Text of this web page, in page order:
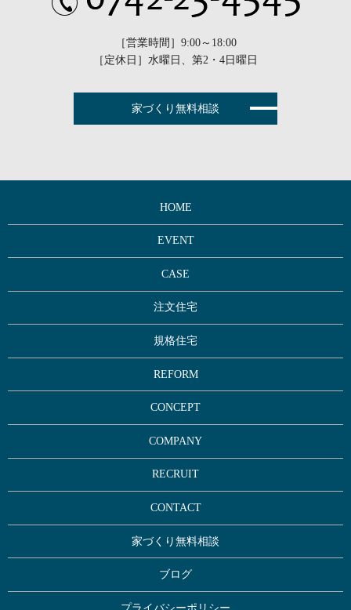
［営業時間］9:00～18:00
［定休日］水曜日、第2・4日曜日
家づくり無料相談
HOME
EVENT
CASE
注文住宅
規格住宅
REFORM
CONCEPT
COMPANY
RECRUIT
CONTACT
家づくり無料相談
ブログ